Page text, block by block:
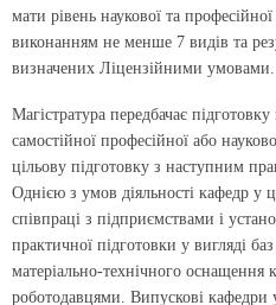
мати рівень наукової та
виконанням не менше 7 видів та
визначених Ліцензійними умовами.
Магістратура передбачає
самостійної професійної або
цільову підготовку з наступним
Однією з умов діяльності кафедр у
співпраці з підприємствами і
практичної підготовки у вигляді
матеріально-технічного оснащення
роботодавцями. Випускові кафедри